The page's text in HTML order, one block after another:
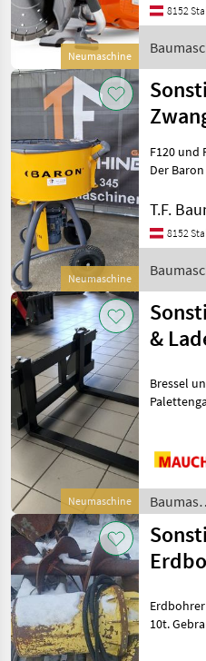
Stihl
Montabert
MARKTPLATZ
Marktplatz Händlerangebote
Neumaschine
dem
8152
Neumaschine
F120 und
Der
Profis. Er
Kraftreserven,
T.F.
8152
Sonstige
Neumaschine
&
Bressel
HV. Staplergabel /
/
10t.